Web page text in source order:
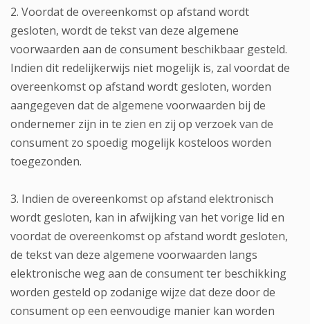
2. Voordat de overeenkomst op afstand wordt
gesloten, wordt de tekst van deze algemene
voorwaarden aan de consument beschikbaar gesteld.
Indien dit redelijkerwijs niet mogelijk is, zal voordat de
overeenkomst op afstand wordt gesloten, worden
aangegeven dat de algemene voorwaarden bij de
ondernemer zijn in te zien en zij op verzoek van de
consument zo spoedig mogelijk kosteloos worden
toegezonden.
3. Indien de overeenkomst op afstand elektronisch
wordt gesloten, kan in afwijking van het vorige lid en
voordat de overeenkomst op afstand wordt gesloten,
de tekst van deze algemene voorwaarden langs
elektronische weg aan de consument ter beschikking
worden gesteld op zodanige wijze dat deze door de
consument op een eenvoudige manier kan worden